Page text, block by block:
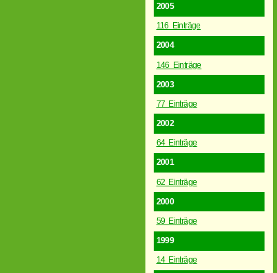
2005
116 Einträge
2004
146 Einträge
2003
77 Einträge
2002
64 Einträge
2001
62 Einträge
2000
59 Einträge
1999
14 Einträge